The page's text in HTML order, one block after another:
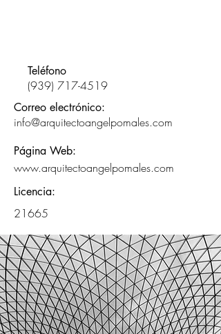
Teléfono
(939) 717-4519
Correo electrónico:
info@arquitectoangelpomales.com
Página Web:
www.arquitectoangelpomales.com
Licencia:
21665